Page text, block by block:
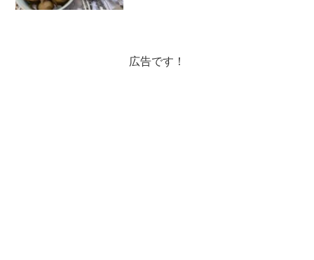
広告です！